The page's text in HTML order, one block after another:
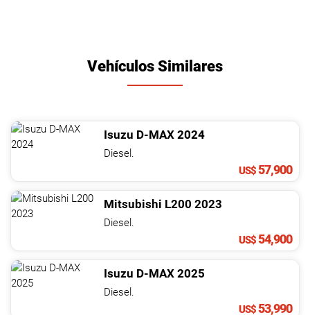
Vehículos Similares
Isuzu D-MAX 2024
Diesel.
US$57,900
Mitsubishi L200 2023
Diesel.
US$54,900
Isuzu D-MAX 2025
Diesel.
US$53,990